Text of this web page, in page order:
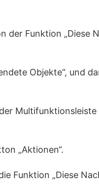
der Funktion „Diese
Objekte“, und
„Aktionen“.
Funktion „Diese